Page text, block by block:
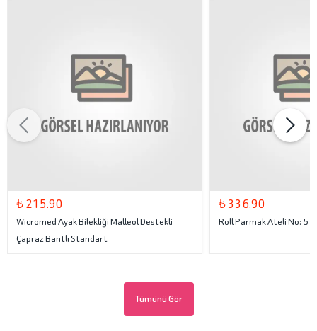
₺ 215.90
Wicromed Ayak Bilekliği Malleol Destekli
Çapraz Bantlı Standart
₺ 336.90
Roll Parmak Ateli No: 5
Tümünü Gör